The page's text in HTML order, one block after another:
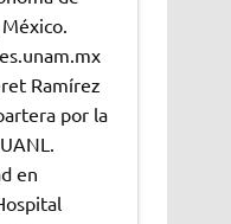
Ramírez
por la
en